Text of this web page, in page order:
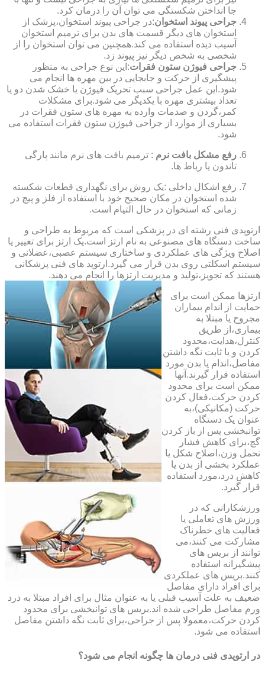
جا انداختن شکستگی می توان آن را درمان کرد.
جراحی پیوند استخوان:در جراحی پیوند استخوان،پزشک از
استخوان های دیگر قسمت های بدن برای ترمیم استخوان
آسیب دیده استفاده می کند.همچنین می توان استخوان را از
شخصی به شخص دیگر نیز پیوند زد.
جراحی فیوژن ستون فقرات:این نوع جراحی به منظور
پیشگیری از حرکت و جابجایی در بین مهره ها انجام می
شود.این عمل جراحی سبب تحریک فیوژن یا خشک شدن دو یا
تعداد بیشتری مهره با یکدیگر می شود.برای مشکلات
کمر،گردن و صدمات وارده به مهره های ستون فقرات در
بسیاری از موارد از جراحی فیوژن ستون فقرات استفاده می
شود.
رفع مشکل بافت نرم : ترمیم بافت های نرم مانند پارگی
تاندون یا رباط ها.
رفع اشکال داخلی :یک روش برای نگهداری قطعات شکسته
شده استخوان در مکان صحیح خود با استفاده از فلز و پیچ در
زمانی که استخوان در حال التیام است.
ارتوپدی فنی رشته ای در پزشکی است که مربوط به طراحی و
ساخت دستگاه های مصنوعی به نام ارتز است.یک ارتز برای تغییر یا
اصلاح ویژگی های عملکردی و ساختاری سیستم عصبی،عضلانی و
سیستم اسکلتی روی بدن قرار می گیرد.ارتوپد های فنی پزشکانی
هستند که تجویز،تولید و مدیریت ارتزها را انجام می دهند.
ارتزها ممکن است برای
حمایت از اندام بیماران
مجروح یا مبتلا به
بیماری،از طریق
کنترل،هدایت،محدود
کردن و یا ثابت نگه داشتن
مفاصل،اندام یا بدن مورد
استفاده قرار گیرند.آنها
ممکن است برای محدود
کردن حرکت،فعال کردن
حرکت (مکانیکی)،به
عنوان یک دستگاه
توانبخشی پس از باز کردن
گچ،برای کاهش فشار
تحمل وزن،اصلاح شکل یا
عملکرد بخشی از بدن یا
کاهش درد،مورد استفاده
قرار گیرد.
ورزشکارانی که در
ورزش های تعاملی یا
فعالیت های خطرناک
مشارکت می کنند،می
توانند از بریس های
پیشگیرانه استفاده
کنند.بریس های عملکردی
برای افراد دارای مفاصل
ضعیف به علت آسیب قبلی یا به عنوان مثال برای افراد مبتلا به درد
ورم مفاصل طراحی شده اند.بریس های توانبخشی برای محدود
کردن حرکت،معمولا پس از جراحی،برای ثابت نگه داشتن مفاصل
استفاده می شود.
در ارتوپدی فنی درمان ها چگونه انجام می شود؟